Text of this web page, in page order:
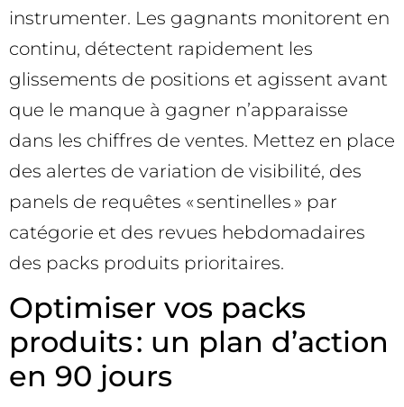
instrumenter. Les gagnants monitorent en
continu, détectent rapidement les
glissements de positions et agissent avant
que le manque à gagner n’apparaisse
dans les chiffres de ventes. Mettez en place
des alertes de variation de visibilité, des
panels de requêtes « sentinelles » par
catégorie et des revues hebdomadaires
des packs produits prioritaires.
Optimiser vos packs
produits : un plan d’action
en 90 jours